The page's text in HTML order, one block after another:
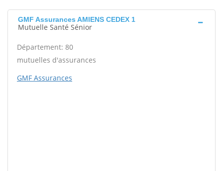
GMF Assurances AMIENS CEDEX 1
Mutuelle Santé Sénior
Département: 80
mutuelles d'assurances
GMF Assurances